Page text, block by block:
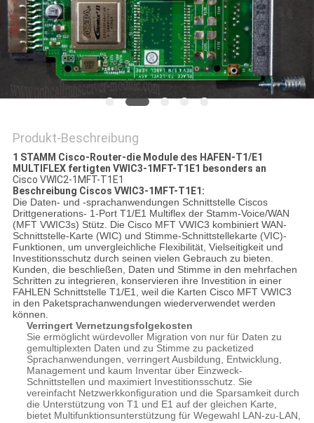
Produkt-Beschreibung
1 STAMM Cisco-Router-die Module des HAFEN-T1/E1
MULTIFLEX fertigten VWIC3-1MFT-T1E1 besonders an
Cisco VWIC2-1MFT-T1E1
Beschreibung Ciscos VWIC3-1MFT-T1E1:
Die Daten- und -sprachanwendungen Schnittstelle Ciscos
Drittgenerations- 1-Port T1/E1 Multiflex der Stamm-Voice/WAN
(MFT VWIC3s) Stütz. Die Cisco MFT VWIC3 kombiniert WAN-
Schnittstelle-Karte (WIC) und Stimme-Schnittstellekarte (VIC)-
Funktionen, um unvergleichliche Flexibilität, Vielseitigkeit und
Investitionsschutz durch seinen vielen Gebrauch zu bieten.
Kunden, die beschließen, Daten und Stimme in den mehrfachen
Schritten zu integrieren, konservieren ihre Investition in einer
FAHLEN Schnittstelle T1/E1, weil die Karten Cisco MFT VWIC3
in den Paketsprachanwendungen wiederverwendet werden
können.
Verringert Vernetzungsfolgekosten
Sie ermöglicht würdevoller Migration von nur für Daten zu
gemultiplexten Daten und zu Stimme zu packetized
Sprachanwendungen, verringert Ausbildung, Entwicklung,
Management und kaum Inventar über Einzweck-
Schnittstellen und maximiert Investitionsschutz. Sie
vereinfacht Netzwerkkonfiguration und die Sparsamkeit durch
die Unterstützung von T1 und E1 auf der gleichen Karte,
bietet Multifunktionsunterstützung für Wegewahl LAN-zu-LAN,